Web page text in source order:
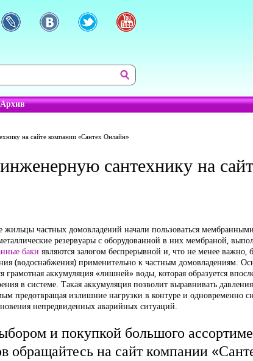
Архив
на сайте компании «Сантех Онлайн»
сантехнику на
частных домовладений начали пользоваться
резервуары с оборудованной в них мембраной,
баки являются залогом беспрерывной и, что не менее важно,
(водоснабжения) применительно к частным домовладениям.
грамотная аккумуляция «лишней» воды, которая образуется
в системе. Такая аккумуляция позволит выравнивать
предотвращая излишние нагрузки в контуре и одновременно
непредвиденных аварийных ситуаций.
и покупкой большого
обращайтесь на сайт компании